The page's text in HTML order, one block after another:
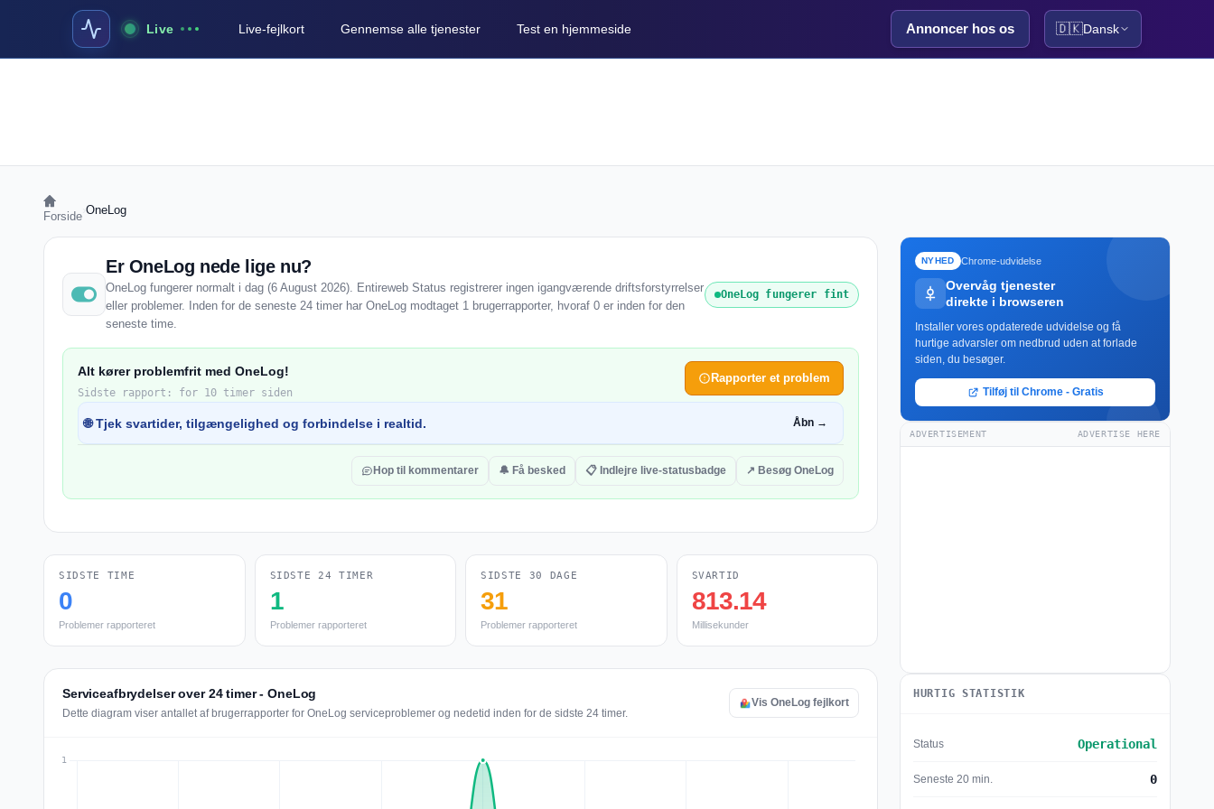
Live Live-fejlkort Gennemse alle tjenester Test en hjemmeside Annoncer hos os 🇩🇰Dansk
Forside OneLog
Er OneLog nede lige nu?
OneLog fungerer normalt i dag (6 August 2026). Entireweb Status registrerer ingen igangværende driftsforstyrrelser
eller problemer. Inden for de seneste 24 timer har OneLog modtaget 1 brugerrapporter, hvoraf 0 er inden for den
seneste time.
OneLog fungerer fint
Alt kører problemfrit med OneLog!
Sidste rapport: for 10 timer siden
Rapporter et problem
🌐 Tjek svartider, tilgængelighed og forbindelse i realtid. Åbn →
Hop til kommentarer 🔔 Få besked 📋 Indlejre live-statusbadge ↗ Besøg OneLog
SIDSTE TIME
0
Problemer rapporteret
SIDSTE 24 TIMER
1
Problemer rapporteret
SIDSTE 30 DAGE
31
Problemer rapporteret
SVARTID
813.14
Millisekunder
Serviceafbrydelser over 24 timer - OneLog
Dette diagram viser antallet af brugerrapporter for OneLog serviceproblemer og nedetid inden for de sidste 24 timer.
Vis OneLog fejlkort
NYHED Chrome-udvidelse
Overvåg tjenester
direkte i browseren
Installer vores opdaterede udvidelse og få
hurtige advarsler om nedbrud uden at forlade
siden, du besøger.
Tilføj til Chrome - Gratis
ADVERTISEMENT ADVERTISE HERE
HURTIG STATISTIK
Status Operational
Seneste 20 min. 0